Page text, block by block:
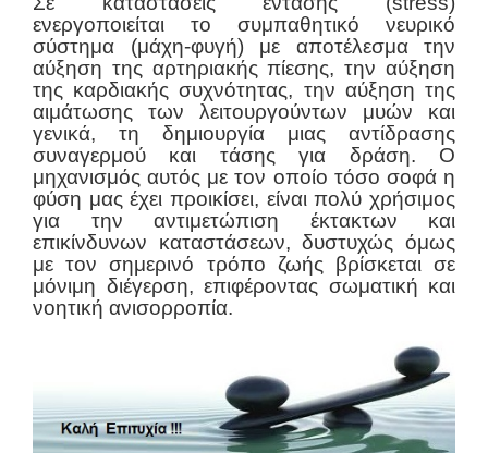
ενεργοποιείται το συμπαθητικό νευρικό
σύστημα (μάχη-φυγή) με αποτέλεσμα την
αύξηση της αρτηριακής πίεσης, την αύξηση
της καρδιακής συχνότητας, την αύξηση της
αιμάτωσης των λειτουργούντων μυών και
γενικά, τη δημιουργία μιας αντίδρασης
συναγερμού και τάσης για δράση. Ο
μηχανισμός αυτός με τον οποίο τόσο σοφά η
φύση μας έχει προικίσει, είναι πολύ χρήσιμος
για την αντιμετώπιση έκτακτων και
επικίνδυνων καταστάσεων, δυστυχώς όμως
με τον σημερινό τρόπο ζωής βρίσκεται σε
μόνιμη διέγερση, επιφέροντας σωματική και
νοητική ανισορροπία.